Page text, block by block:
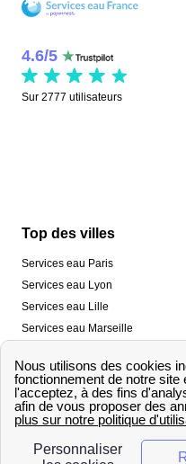
4.6/5
Sur 2777 utilisateurs
Top des villes
Services eau Paris
Services eau Lyon
Services eau Lille
Services eau Marseille
Services eau Toulon
Nos outils
🛁 Simulateur consommation eau